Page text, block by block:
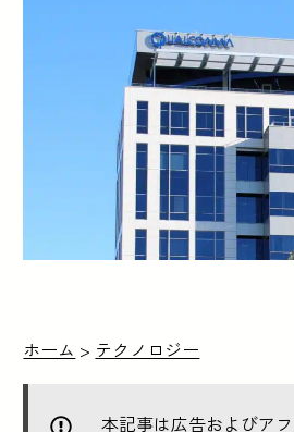
ホーム > テクノロジー
本記事は広告およびア